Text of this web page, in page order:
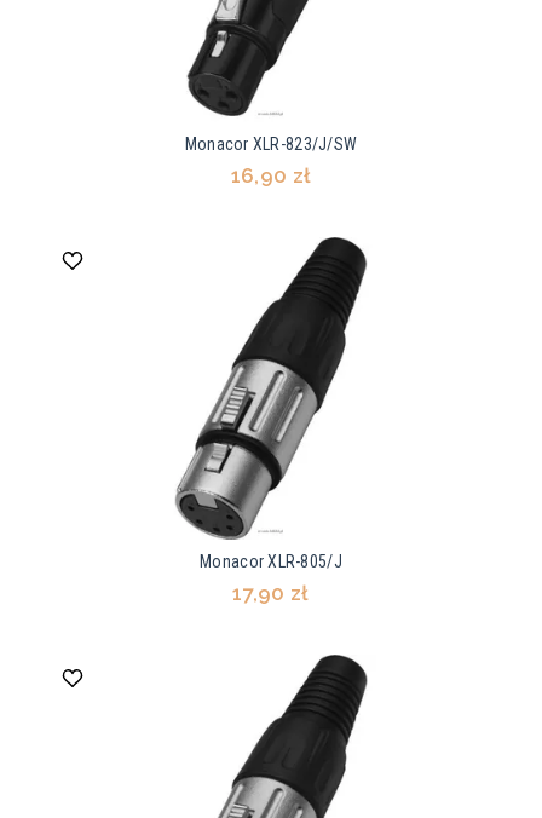
Monacor XLR-823/J/SW
16,90 zł
Monacor XLR-805/J
17,90 zł